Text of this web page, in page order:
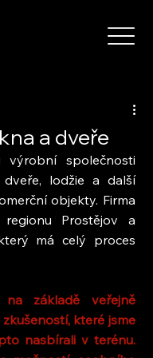
a dveře
výrobní společnosti
lodžie a další
objekty. Firma
Prostějov a
má celý proces
základě veřejně
které jsme
nasbírali v terénu.